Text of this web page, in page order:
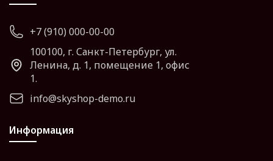
+7 (910) 000-00-00
100100, г. Санкт-Петербург, ул.
Ленина, д. 1, помещение 1, офис
1.
info@skyshop-demo.ru
Информация